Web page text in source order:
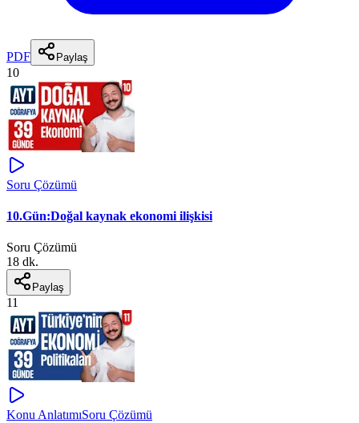
PDF Paylaş
10
Soru Çözümü
10.Gün:Doğal kaynak ekonomi ilişkisi
Soru Çözümü
18 dk.
Paylaş
11
Konu AnlatımıSoru Çözümü